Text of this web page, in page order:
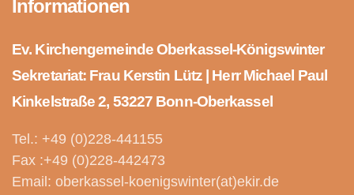
Informationen
Ev. Kirchengemeinde Oberkassel-Königswinter
Sekretariat: Frau Kerstin Lütz | Herr Michael Paul
Kinkelstraße 2, 53227 Bonn-Oberkassel
Tel.: +49 (0)228-441155
Fax :+49 (0)228-442473
Email: oberkassel-koenigswinter(at)ekir.de